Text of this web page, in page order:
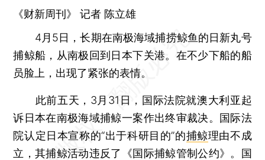
《财新周刊》 记者 陈立雄
4月5日，长期在南极海域捕捞鲸鱼的日新丸号
捕鲸船，从南极回到日本下关港。在不少下船的船
员脸上，出现了紧张的表情。
此前五天，3月31日，国际法院就澳大利亚起
诉日本在南极海域捕鲸一案作出终审裁决。国际法
院认定日本宣称的“出于科研目的”的捕鲸理由不成
立，其捕鲸活动违反了《国际捕鲸管制公约》。国